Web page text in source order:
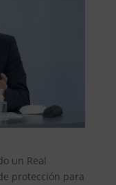
un Real
protección para